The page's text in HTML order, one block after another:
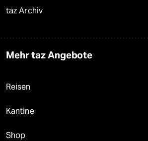
taz Archiv
Mehr taz Angebote
Reisen
Kantine
Shop